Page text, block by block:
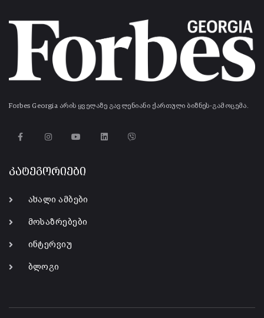
Forbes Georgia არის ყველაზე გავლენიანი ქართული ბიზნეს-გამოცემა.
კატეგორიები
ახალი ამბები
მოსაზრებები
ინტერვიუ
ბლოგი